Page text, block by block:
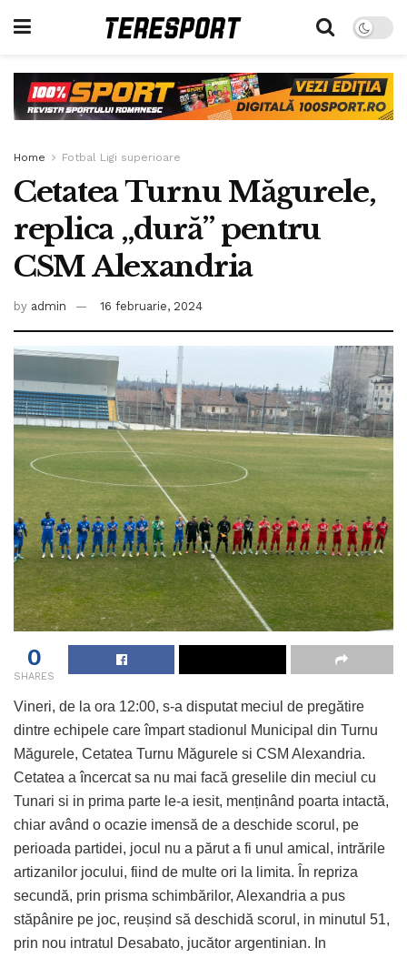
Home Fotbal Ligi superioare
Cetatea Turnu Măgurele,
replica „dură” pentru
CSM Alexandria
by admin 16 februarie, 2024
0
SHARES
Vineri, de la ora 12:00, s-a disputat meciul de pregătire
dintre echipele care împart stadionul Municipal din Turnu
Măgurele, Cetatea Turnu Măgurele si CSM Alexandria.
Cetatea a încercat sa nu mai facă greselile din meciul cu
Tunari si in prima parte le-a iesit, menținând poarta intactă,
chiar având o ocazie imensă de a deschide scorul, pe
perioada partidei, jocul nu a părut a fi unul amical, intrările
artizanilor jocului, fiind de multe ori la limita. În repriza
secundă, prin prisma schimbărilor, Alexandria a pus
stăpânire pe joc, reușind să deschidă scorul, in minutul 51,
prin nou intratul Desabato, jucător argentinian. In